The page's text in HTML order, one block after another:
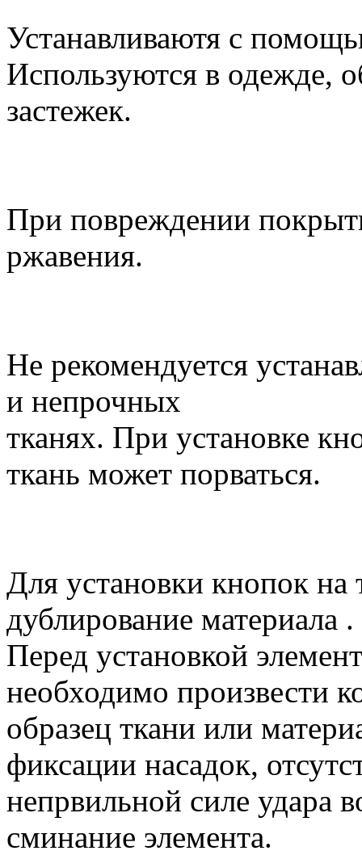
Устанавливаютя с
Используются в одежде,
застежек.
При повреждении
ржавения.
Не рекомендуется
и непрочных
тканях. При установке
ткань может порваться.
Для установки кнопок на
дублирование материала .
Перед установкой
необходимо произвести
образец ткани или
фиксации насадок,
непрвильной силе удара
сминание элемента.